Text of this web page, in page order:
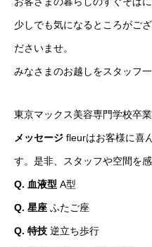
HOME STAFF 採用情報
少しでも気になるところがご
ださいませ。
みなさまのお越しをスタッフ
東京マックス美容専門学校卒業
メッセージ fleurはお客様に喜
す。是非、スタッフや空間を
Q. 血液型 A型
Q. 星座 ふたご座
Q. 特技 逆立ち歩行